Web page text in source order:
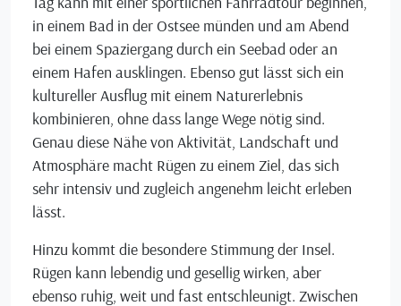
in einem Bad in der Ostsee münden und am Abend
bei einem Spaziergang durch ein Seebad oder an
einem Hafen ausklingen. Ebenso gut lässt sich ein
kultureller Ausflug mit einem Naturerlebnis
kombinieren, ohne dass lange Wege nötig sind.
Genau diese Nähe von Aktivität, Landschaft und
Atmosphäre macht Rügen zu einem Ziel, das sich
sehr intensiv und zugleich angenehm leicht erleben
lässt.
Hinzu kommt die besondere Stimmung der Insel.
Rügen kann lebendig und gesellig wirken, aber
ebenso ruhig, weit und fast entschleunigt. Zwischen